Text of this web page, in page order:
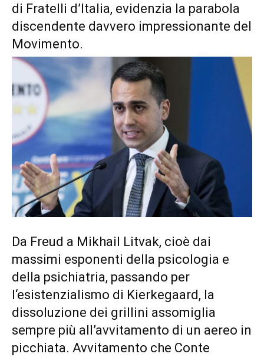
di Fratelli d’Italia, evidenzia la parabola
discendente davvero impressionante del
Movimento.
Da Freud a Mikhail Litvak, cioè dai
massimi esponenti della psicologia e
della psichiatria, passando per
l‘esistenzialismo di Kierkegaard, la
dissoluzione dei grillini assomiglia
sempre più all’avvitamento di un aereo in
picchiata. Avvitamento che Conte